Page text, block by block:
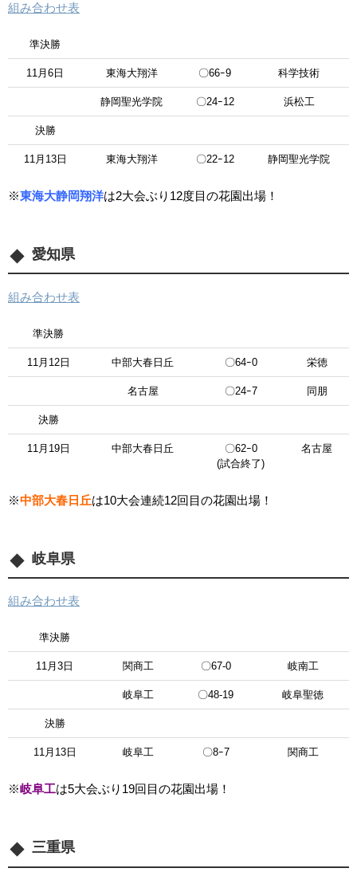
組み合わせ表
準決勝
11月6日 東海大翔洋 〇66ｰ9 科学技術
静岡聖光学院 〇24ｰ12 浜松工
決勝
11月13日 東海大翔洋 〇22ｰ12 静岡聖光学院
※東海大静岡翔洋は2大会ぶり12度目の花園出場！
愛知県
組み合わせ表
準決勝
11月12日 中部大春日丘 〇64ｰ0 栄徳
名古屋 〇24ｰ7 同朋
決勝
11月19日 中部大春日丘
〇62ｰ0
(試合終了)
名古屋
※中部大春日丘は10大会連続12回目の花園出場！
岐阜県
組み合わせ表
準決勝
11月3日 関商工 〇67-0 岐南工
岐阜工 〇48-19 岐阜聖徳
決勝
11月13日 岐阜工 〇8ｰ7 関商工
※岐阜工は5大会ぶり19回目の花園出場！
三重県